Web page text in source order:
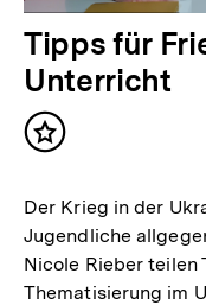
Tipps für
Unterricht
Inhalt
Der Krieg in der
Jugendliche
Nicole Rieber teilen
Thematisierung im